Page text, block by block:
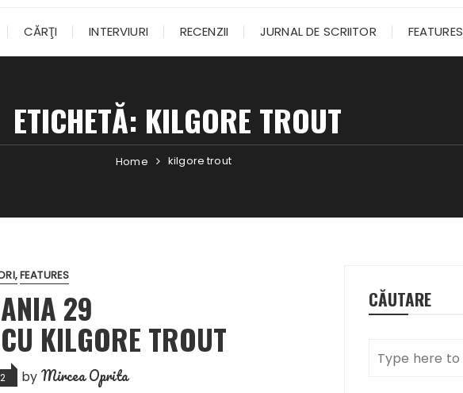
CĂRŢI INTERVIURI RECENZII JURNAL DE SCRIITOR FEATURES
ETICHETĂ: KILGORE TROUT
Home kilgore trout
FEATURES
29
KILGORE TROUT
by Mircea Oprita
CĂUTARE